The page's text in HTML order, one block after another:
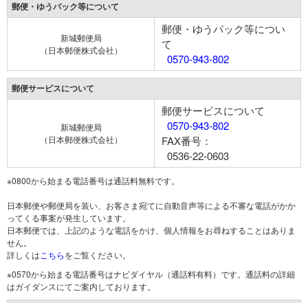
郵便・ゆうパック等について
新城郵便局
（日本郵便株式会社）
郵便・ゆうパック等につい
て
0570-943-802
郵便サービスについて
新城郵便局
（日本郵便株式会社）
郵便サービスについて
0570-943-802
FAX番号：
0536-22-0603
※0800から始まる電話番号は通話料無料です。
日本郵便や郵便局を装い、お客さま宛てに自動音声等による不審な電話がかか
ってくる事案が発生しています。
日本郵便では、上記のような電話をかけ、個人情報をお尋ねすることはありま
せん。
詳しくは こちらをご覧ください。
※0570から始まる電話番号はナビダイヤル（通話料有料）です。通話料の詳細
はガイダンスにてご案内しております。